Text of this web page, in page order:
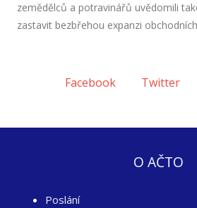
zemědělců a potravinářů uvědomili
zastavit bezbřehou expanzi
Facebook Twitter
O AČTO
Poslání